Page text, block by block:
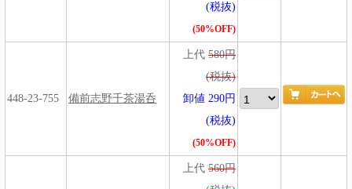
(税抜)
(50%OFF)
448-23-755 備前志野千茶湯呑
上代 580円
(税抜)
卸値 290円
(税抜)
(50%OFF)
上代 560円